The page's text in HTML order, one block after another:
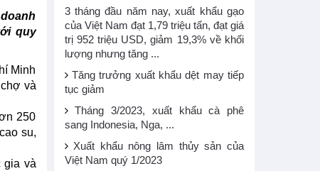
quy
Minh
và
250
su,
gia và
3 tháng đầu năm nay, xuất khẩu gạo
của Việt Nam đạt 1,79 triệu tấn, đạt giá
trị 952 triệu USD, giảm 19,3% về khối
lượng nhưng tăng ...
Tăng trưởng xuất khẩu dệt may tiếp
tục giảm
Tháng 3/2023, xuất khẩu cà phê
sang Indonesia, Nga, ...
Xuất khẩu nông lâm thủy sản của
Việt Nam quý 1/2023